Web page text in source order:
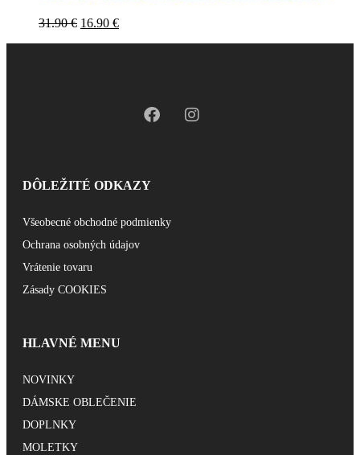
31.90€ 16.90 €
DÔLEŽITÉ ODKAZY
Všeobecné obchodné podmienky
Ochrana osobných údajov
Vrátenie tovaru
Zásady COOKIES
HLAVNÉ MENU
NOVINKY
DÁMSKE OBLEČENIE
DOPLNKY
MOLETKY